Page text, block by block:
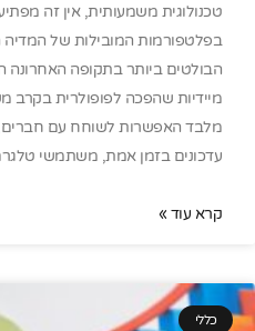
טכנולוגית משמעותית, אין זה
בפלטפורמות המובילות של
הבולטים ביותר בתקופה
מיידיות שהפכה לפופולרית
מלבד האפשרות לשוחח עם חברים,
עדכונים בזמן אמת, משתמשי
קרא עוד »
כללי